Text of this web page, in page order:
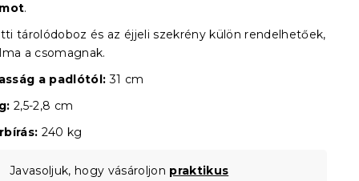
.
tárolódoboz és az éjjeli szekrény külön rendelhetőek,
a csomagnak.
a padlótól: 31 cm
2,5-2,8 cm
240 kg
Javasoljuk, hogy vásároljon praktikus